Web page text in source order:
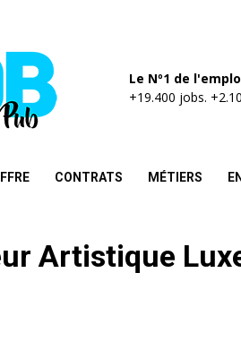
Le Nº1 de
+19.400 jobs.
CONTRATS MÉTIERS
Artistique